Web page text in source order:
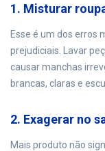
1. Misturar
Esse é um dos erros
prejudiciais. Lavar
causar manchas
brancas, claras e
2. Exagerar no
Mais produto não